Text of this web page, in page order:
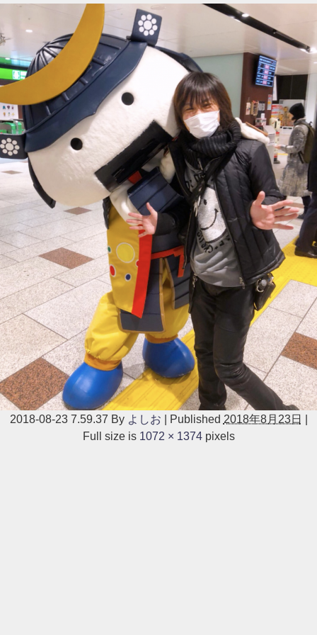
2018-08-23 7.59.37 By よしお Published 2018年8月23日
Full size is 1072 × 1374pixels